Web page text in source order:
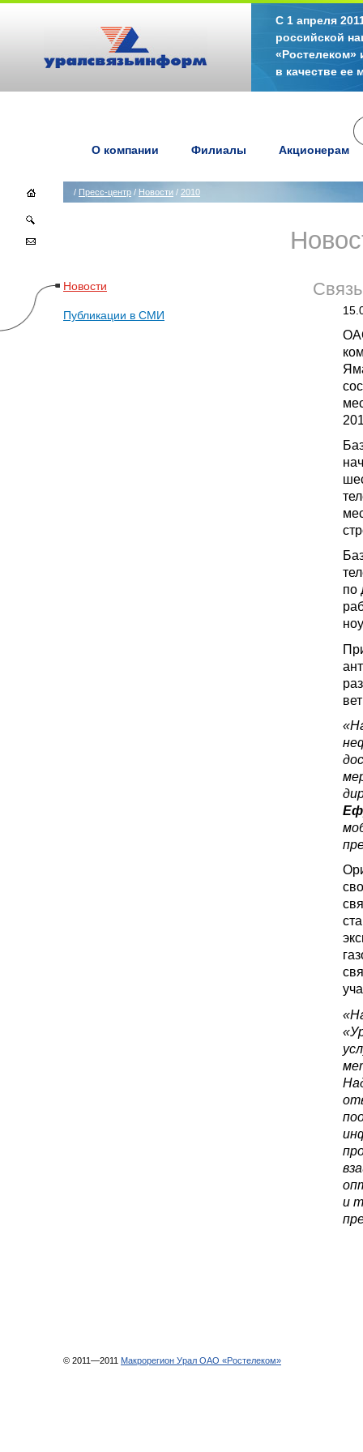
С 1 апреля
российской
«Ростелеком»
в качестве ее
О компании Филиалы Акционерам
/ Пресс-центр / Новости / 2010
Новости
Публикации в СМИ
по
и
© 2011—2011 Макрорегион Урал ОАО «Ростелеком»